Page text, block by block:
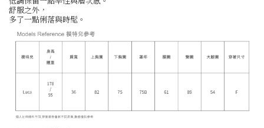
舒服之外，
多了一點俐落與時髦。